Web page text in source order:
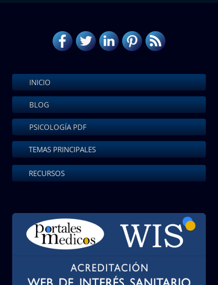
INICIO
BLOG
PSICOLOGÍA PDF
TEMAS PRINCIPALES
RECURSOS